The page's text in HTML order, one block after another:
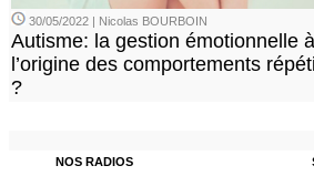
30/05/2022 | Nicolas BOURBOIN
Autisme: la gestion émotionnelle à
l’origine des comportements
?
NOS RADIOS